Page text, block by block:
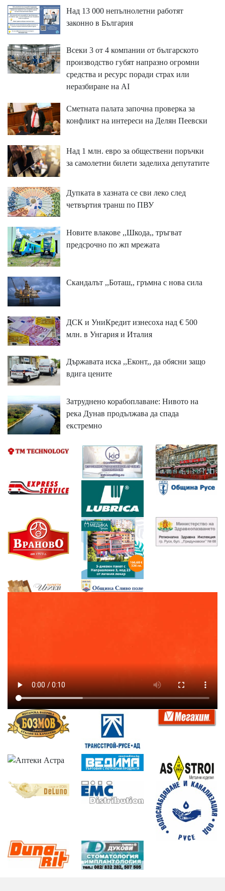
Над 13 000 непълнолетни работят
законно в България
Всеки 3 от 4 компании от българското
производство губят напразно огромни
средства и ресурс поради страх или
неразбиране на AI
Сметната палата започна проверка за
конфликт на интереси на Делян Пеевски
Над 1 млн. евро за обществени поръчки
за самолетни билети заделиха депутатите
Дупката в хазната се сви леко след
четвъртия транш по ПВУ
Новите влакове ,,Шкода,, тръгват
предсрочно по жп мрежата
Скандалът ,,Боташ,, гръмна с нова сила
ДСК и УниКредит изнесоха над € 500
млн. в Унгария и Италия
Държавата иска ,,Еконт,, да обясни защо
вдига цените
Затруднено корабоплаване: Нивото на
река Дунав продължава да спада
екстремно